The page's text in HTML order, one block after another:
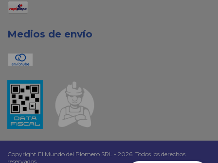
Medios de envío
Copyright El Mundo del Plomero SRL - 2026. Todos los derechos
reservados.